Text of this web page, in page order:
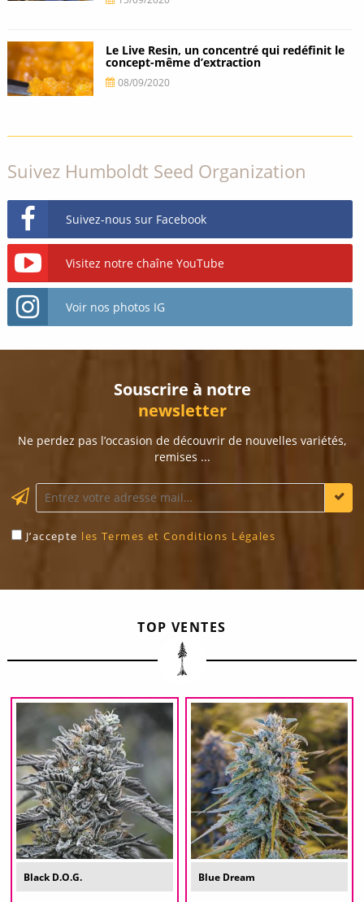
Le Live Resin, un concentré qui redéfinit le
concept-même d’extraction
08/09/2020
Suivez Humboldt Seed Organization
Suivez-nous sur Facebook
Visitez notre chaîne YouTube
Voir nos photos IG
Souscrire à notre
newsletter
Ne perdez pas l’occasion de découvrir de nouvelles variétés,
remises ...
J’accepte les Termes et Conditions Légales
TOP VENTES
Black D.O.G. Blue Dream